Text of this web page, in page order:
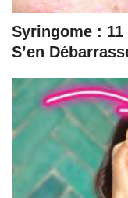
Syringome :
S’en